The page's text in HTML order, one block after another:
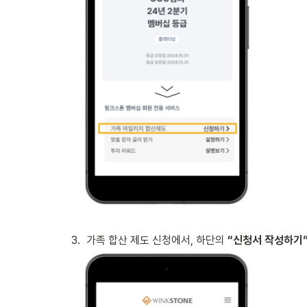
3. 가족 합산 제도 신청에서, 하단의 “신청서 작성하기